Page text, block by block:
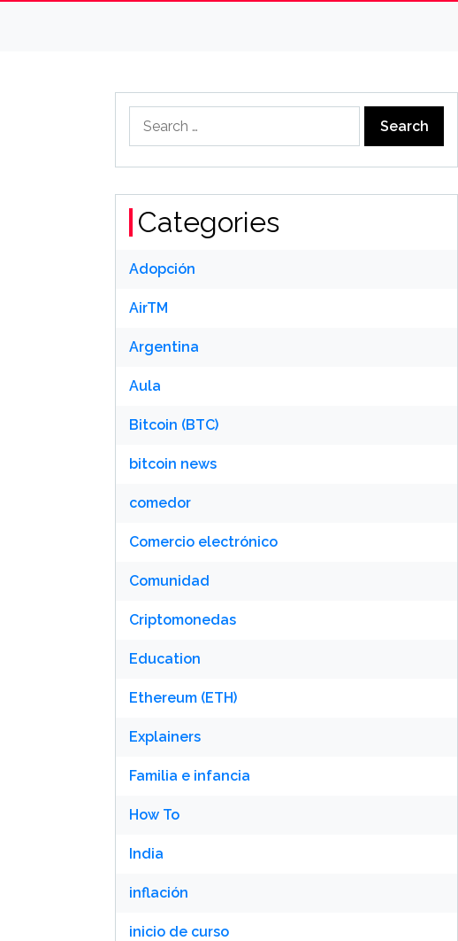
for:
Categories
Adopción
AirTM
Argentina
Aula
Bitcoin (BTC)
bitcoin news
comedor
Comercio electrónico
Comunidad
Criptomonedas
Education
Ethereum (ETH)
Explainers
Familia e infancia
How To
India
inflación
inicio de curso